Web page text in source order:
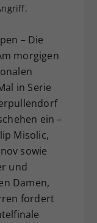
– Die
morgigen
in Serie
ein –
Misolic,
sowie
und
Damen,
fordert
Consent-
für die
Ihrer
falls der
eingestellt